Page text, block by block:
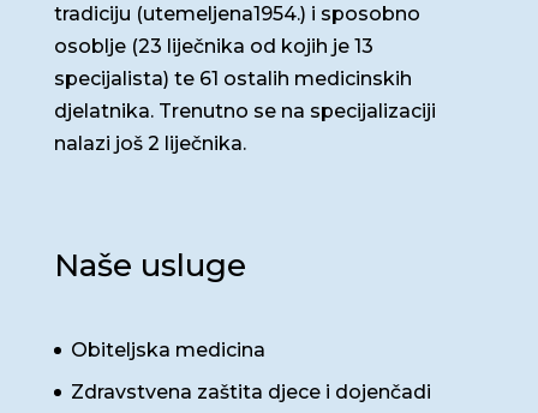
tradiciju (utemeljena1954.) i sposobno
osoblje (23 liječnika od kojih je 13
specijalista) te 61 ostalih medicinskih
djelatnika. Trenutno se na specijalizaciji
nalazi još 2 liječnika.
Naše usluge
Obiteljska medicina
Zdravstvena zaštita djece i dojenčadi